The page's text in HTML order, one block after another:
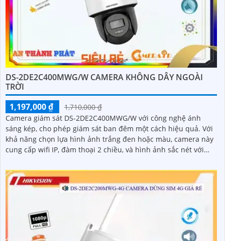
DS-2DE2C400MWG/W CAMERA KHÔNG DÂY NGOÀI
TRỜI
1,197,000 ₫
1,710,000 ₫
Camera giám sát DS-2DE2C400MWG/W với công nghệ ánh
sáng kép, cho phép giám sát ban đêm một cách hiệu quả. Với
khả năng chọn lựa hình ảnh trắng đen hoặc màu, camera này
cung cấp wifi IP, đàm thoại 2 chiều, và hình ảnh sắc nét với